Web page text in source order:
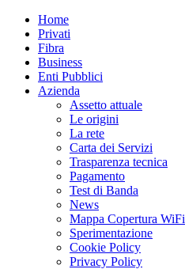
Home
Privati
Fibra
Business
Enti Pubblici
Azienda
Assetto attuale
Le origini
La rete
Carta dei Servizi
Trasparenza tecnica
Pagamento
Test di Banda
News
Mappa Copertura WiFi
Sperimentazione
Cookie Policy
Privacy Policy